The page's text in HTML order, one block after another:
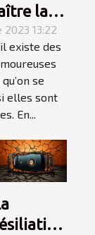
la
votre
13:22
existe des
se
elles sont
En...